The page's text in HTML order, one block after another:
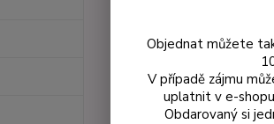
Objednat můžete
V případě zájmu
uplatnit v e-
Obdarovaný si